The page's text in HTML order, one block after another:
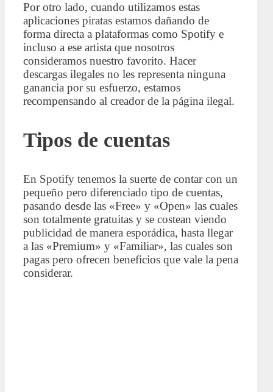
Por otro lado, cuando utilizamos estas
aplicaciones piratas estamos dañando de
forma directa a plataformas como Spotify e
incluso a ese artista que nosotros
consideramos nuestro favorito. Hacer
descargas ilegales no les representa ninguna
ganancia por su esfuerzo, estamos
recompensando al creador de la página ilegal.
Tipos de cuentas
En Spotify tenemos la suerte de contar con un
pequeño pero diferenciado tipo de cuentas,
pasando desde las «Free» y «Open» las cuales
son totalmente gratuitas y se costean viendo
publicidad de manera esporádica, hasta llegar
a las «Premium» y «Familiar», las cuales son
pagas pero ofrecen beneficios que vale la pena
considerar.